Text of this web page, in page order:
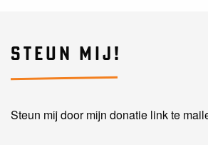
STEUN MIJ!
Steun mij door mijn donatie link te